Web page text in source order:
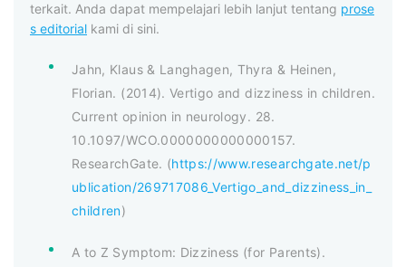
terkait. Anda dapat mempelajari lebih lanjut tentang prose
s editorial kami di sini.
Jahn, Klaus & Langhagen, Thyra & Heinen,
Florian. (2014). Vertigo and dizziness in children.
Current opinion in neurology. 28.
10.1097/WCO.0000000000000157.
ResearchGate. (https://www.researchgate.net/p
ublication/269717086_Vertigo_and_dizziness_in_
children)
A to Z Symptom: Dizziness (for Parents).